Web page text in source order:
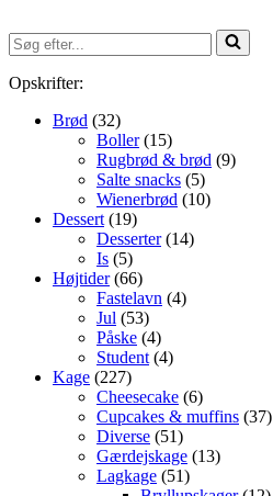
Søg
efter...
Opskrifter:
Brød (32)
Boller(15)
Rugbrød & brød (9)
Salte snacks (5)
Wienerbrød (10)
Dessert (19)
Desserter(14)
Is (5)
Højtider(66)
Fastelavn (4)
Jul (53)
Påske (4)
Student (4)
Kage (227)
Cheesecake (6)
Cupcakes & muffins (37)
Diverse (51)
Gærdejskage (13)
Lagkage (51)